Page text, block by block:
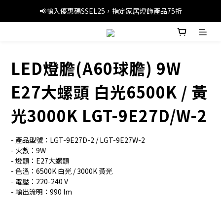
📢暑假優惠，輸入優惠碼SS3C30，精選旅行產品1件8折，3件7折
📢輸入優惠碼SSEL25，指定家居燈飾產品75折
🚚滿 HK$249 本地免運費
LED燈膽(A60球膽) 9W
E27大螺頭 白光6500K / 黃
光3000K LGT-9E27D/W-2
- 產品型號：LGT-9E27D-2 / LGT-9E27W-2
- 火數：9W
- 燈頭：E27大螺頭
- 色溫：6500K 白光 / 3000K 黃光
- 電壓：220-240 V
- 輸出流明：990 lm